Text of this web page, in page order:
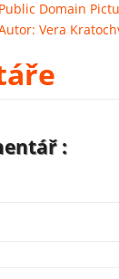
Public Domain
Vera
: